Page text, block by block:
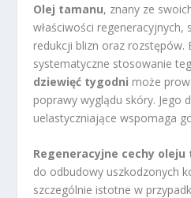
Olej tamanu, znany ze
właściwości
redukcji blizn oraz rozstępów.
systematyczne stosowanie
dziewięć tygodni może
poprawy wyglądu skóry. Jego
uelastyczniające wspomaga
Regeneracyjne cechy oleju
do odbudowy uszkodzonych
szczególnie istotne w